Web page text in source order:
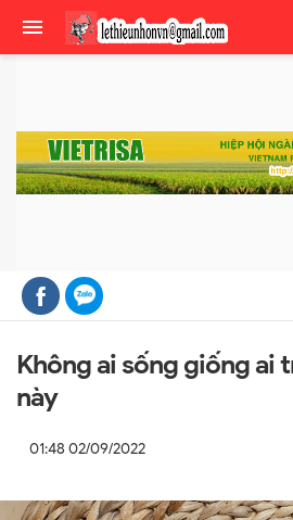
Không ai sống giống ai
này
01:48 02/09/2022